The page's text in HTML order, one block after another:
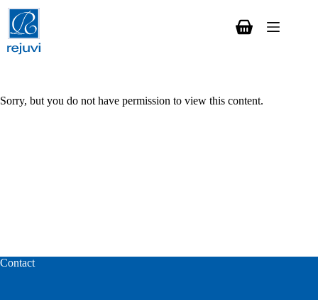
Ga
naar
inhoud
Winkelwagen
Sorry, but you do not have permission to view this content.
Contact